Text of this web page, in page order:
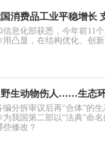
消费品工业平稳增长
信息化部获悉，今年前11
凸显，在结构优化、创
生动物伤人……生态
编分拆审议后再“合体”的
为我国第二部以“法典”命
修改？